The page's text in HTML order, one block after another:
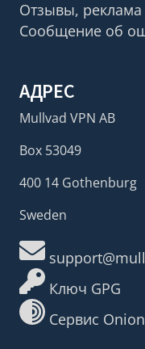
Отзывы,
Сообщение об
АДРЕС
Mullvad VPN AB
Box 53049
400 14 Gothenburg
Sweden
Ключ GPG
Сервис Onion